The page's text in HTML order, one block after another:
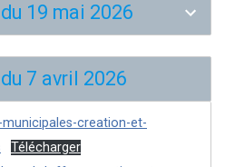
19 mai 2026
7 avril 2026
creation-et-
Télécharger